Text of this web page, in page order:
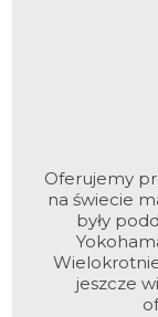
Oferujemy
na świecie
były
jeszcze